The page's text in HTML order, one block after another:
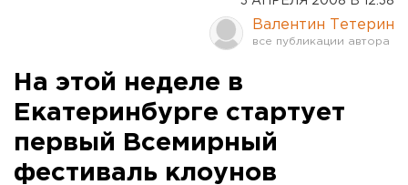
Валентин Тетерин
На этой неделе в
Екатеринбурге стартует
первый Всемирный
фестиваль клоунов